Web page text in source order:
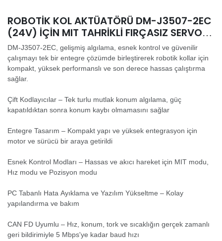
ROBOTIK KOL AKTÜATÖRÜ DM-J3507-2EC
(24V) IÇIN MIT TAHRIKLI FIRÇASIZ SERVO
EKLEM MOTORU
DM-J3507-2EC, gelişmiş algılama, esnek kontrol ve güvenilir
çalışmayı tek bir entegre çözümde birleştirerek robotik kollar için
kompakt, yüksek performanslı ve son derece hassas çalıştırma
sağlar.
Çift Kodlayıcılar – Tek turlu mutlak konum algılama, güç
kapatıldıktan sonra konum kaybı olmamasını sağlar
Entegre Tasarım – Kompakt yapı ve yüksek entegrasyon için
motor ve sürücü bir araya getirildi
Esnek Kontrol Modları – Hassas ve akıcı hareket için MIT modu,
Hız modu ve Pozisyon modu
PC Tabanlı Hata Ayıklama ve Yazılım Yükseltme – Kolay
yapılandırma ve bakım
CAN FD Uyumlu – Hız, konum, tork ve sıcaklığın gerçek zamanlı
geri bildirimiyle 5 Mbps'ye kadar baud hızı